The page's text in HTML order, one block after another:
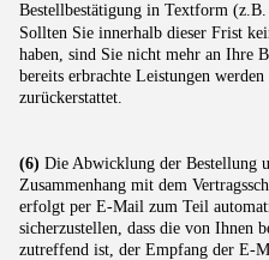
Bestellbestätigung in Textform
Sollten Sie innerhalb dieser Frist
haben, sind Sie nicht mehr an Ihre
bereits erbrachte Leistungen
zurückerstattet.
(6) Die Abwicklung der Bestellung
Zusammenhang mit dem
erfolgt per E-Mail zum Teil
sicherzustellen, dass die von Ihnen
zutreffend ist, der Empfang der E-